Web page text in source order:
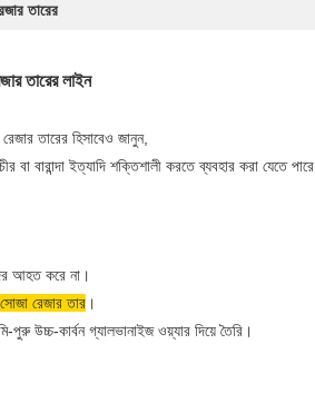
তারের
তারের লাইন
তারের হিসাবেও জানুন,
বা বারান্দা ইত্যাদি শক্তিশালী করতে ব্যবহার করা যেতে পারে
আহত করে না।
সোজা রেজার তার ।
উচ্চ-কার্বন গ্যালভানাইজ ওয়্যার দিয়ে তৈরি।